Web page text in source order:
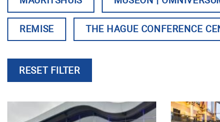
REMISE THE HAGUE CONFERENCE
RESET FILTER